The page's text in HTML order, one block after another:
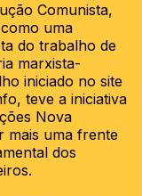
Comunista,
uma
do trabalho de
marxista-
iniciado no site
, teve a iniciativa
Nova
mais uma frente
dos